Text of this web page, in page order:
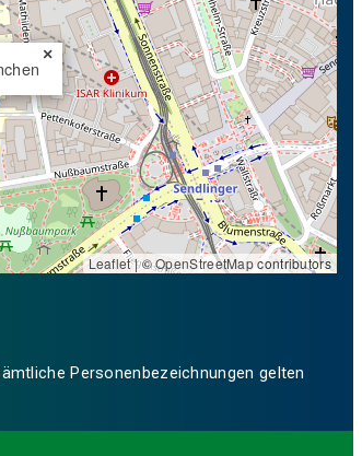
×
Leaflet| ©OpenStreetMapcontributors
Personenbezeichnungen gelten